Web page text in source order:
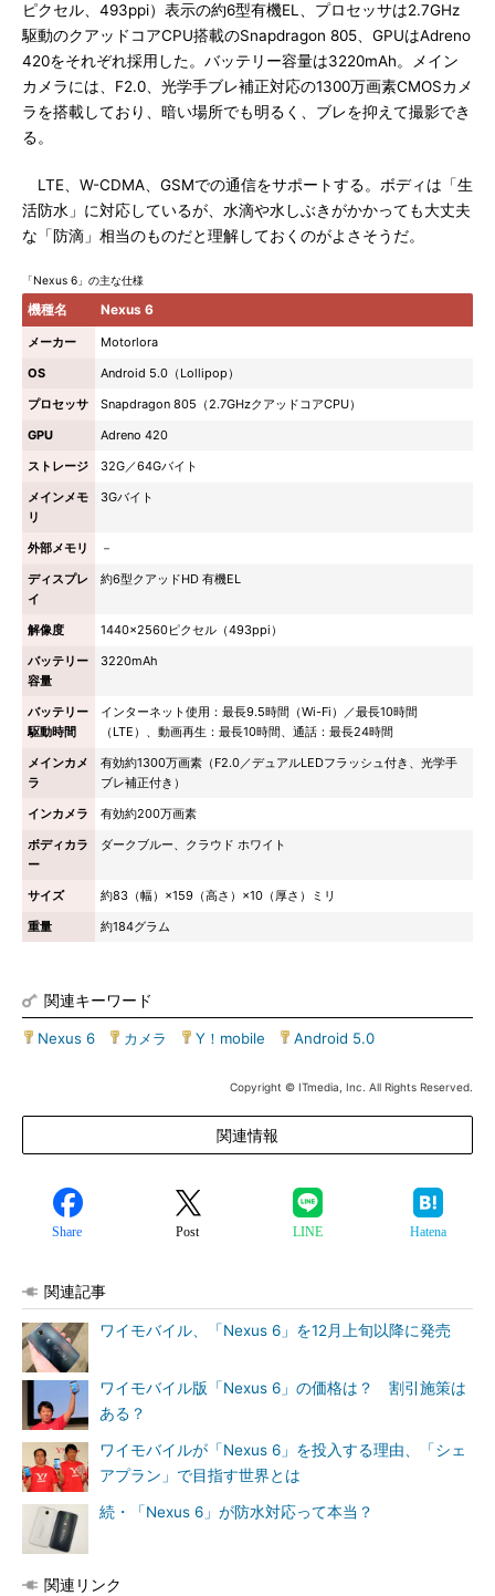
ピクセル、493ppi）表示の約6型有機EL、プロセッサは2.7GHz
駆動のクアッドコアCPU搭載のSnapdragon 805、GPUはAdreno
420をそれぞれ採用した。バッテリー容量は3220mAh。メイン
カメラには、F2.0、光学手ブレ補正対応の1300万画素CMOSカメ
ラを搭載しており、暗い場所でも明るく、ブレを抑えて撮影でき
る。
LTE、W-CDMA、GSMでの通信をサポートする。ボディは「生
活防水」に対応しているが、水滴や水しぶきがかかっても大丈夫
な「防滴」相当のものだと理解しておくのがよさそうだ。
「Nexus 6」の主な仕様
機種名 Nexus 6
メーカー
Motorlora
OS
Android 5.0（Lollipop）
プロセッサ
Snapdragon 805（2.7GHzクアッドコアCPU）
GPU
Adreno 420
ストレージ
32G／64Gバイト
メインメモ
リ
3Gバイト
外部メモリ
－
ディスプレ
イ
約6型クアッドHD 有機EL
解像度
1440×2560ピクセル（493ppi）
バッテリー
容量
3220mAh
バッテリー
駆動時間
インターネット使用：最長9.5時間（Wi-Fi）／最長10時間
（LTE）、動画再生：最長10時間、通話：最長24時間
メインカメ
ラ
有効約1300万画素（F2.0／デュアルLEDフラッシュ付き、光学手
ブレ補正付き）
インカメラ
有効約200万画素
ボディカラ
ー
ダークブルー、クラウド ホワイト
サイズ
約83（幅）×159（高さ）×10（厚さ）ミリ
重量
約184グラム
関連キーワード
Nexus 6 カメラ Y！mobile Android 5.0
Copyright © ITmedia, Inc. All Rights Reserved.
関連情報
Share Post LINE Hatena
関連記事
ワイモバイル、「Nexus 6」を12月上旬以降に発売
ワイモバイル版「Nexus 6」の価格は？ 割引施策は
ある？
ワイモバイルが「Nexus 6」を投入する理由、「シェ
アプラン」で目指す世界とは
続・「Nexus 6」が防水対応って本当？
関連リンク